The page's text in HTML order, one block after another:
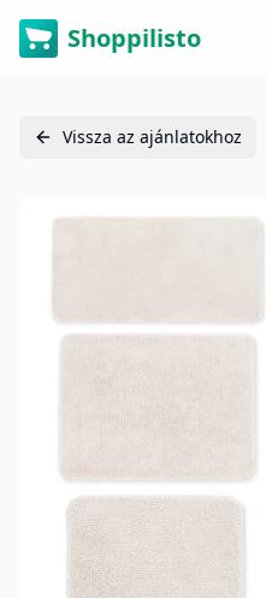
Shoppilisto
Vissza az ajánlatokhoz